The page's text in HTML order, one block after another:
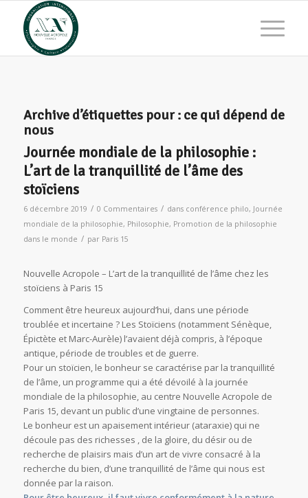
Archive d’étiquettes pour : ce qui dépend de
nous
Journée mondiale de la philosophie :
L’art de la tranquillité de l’âme des
stoïciens
6 décembre 2019 / 0 Commentaires / dans conférence philo, Journée
mondiale de la philosophie, Philosophie, Promotion de la philosophie
dans le monde / par Paris 15
Nouvelle Acropole – L’art de la tranquillité de l’âme chez les
stoïciens à Paris 15
Comment être heureux aujourd’hui, dans une période
troublée et incertaine ? Les Stoïciens (notamment Sénèque,
Épictète et Marc-Aurèle) l’avaient déjà compris, à l’époque
antique, période de troubles et de guerre.
Pour un stoïcien, le bonheur se caractérise par la tranquillité
de l’âme, un programme qui a été dévoilé à la journée
mondiale de la philosophie, au centre Nouvelle Acropole de
Paris 15, devant un public d’une vingtaine de personnes.
Le bonheur est un apaisement intérieur (ataraxie) qui ne
découle pas des richesses , de la gloire, du désir ou de
recherche de plaisirs mais d’un art de vivre consacré à la
recherche du bien, d’une tranquillité de l’âme qui nous est
donnée par la raison.